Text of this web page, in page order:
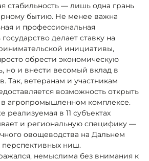
стабильность — лишь одна грань
бытию. Не менее важна
и профессиональная
делает ставку на
инициативы,
обрести экономическую
но и внести весомый вклад в
Так, ветеранам и участникам
возможность открыть
в агропромышленном комплексе.
реализуемая в 11 субъектах
и региональную специфику —
овощеводства на Дальнем
перспективных ниш.
немыслима без внимания к